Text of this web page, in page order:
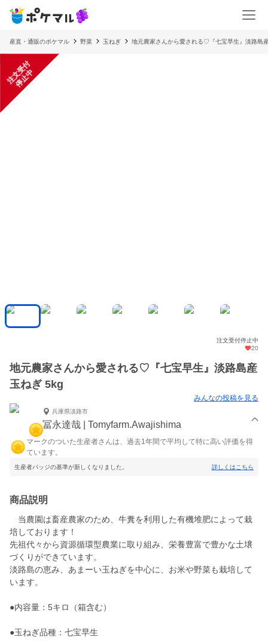
産直・通販のポケマル 野菜 玉ねぎ 地元農家さんから愛される♡『七宝早生』淡路島
注
文
受
付
停
止
中
注文受付停止中
20
地元農家さんから愛される♡『七宝早生』淡路島産
玉ねぎ 5kg
みんなの投稿を見る
兵庫県淡路市
冨永達哉 | Tomyfarm.Awajishima
マークのついた生産者さんは、過去1年間で平均して特に高い評価を得
ています。
生産者バッジの基準が新しくなりました。 詳しくはこちら
商品説明
当農園は畜産農家のため、牛糞を利用した有機堆肥によって栽
培しております！
先祖代々から資源循環型農業に取り組み、栄養豊富で豊かな土壌
づくりができています。
淡路島の恵み、あまーい玉ねぎを中心に、お米や野菜も栽培して
います。
●内容量：5キロ（箱含む）
●玉ねぎ品種：七宝早生